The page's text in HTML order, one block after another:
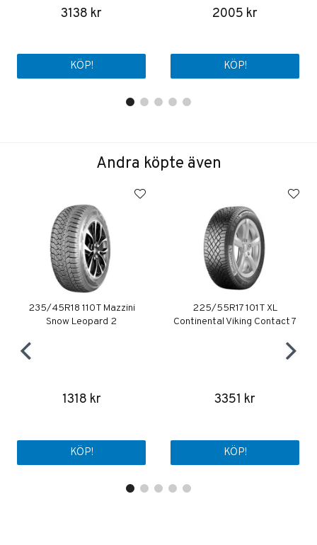
3138 kr
KÖP!
2005 kr
KÖP!
Andra köpte även
235/45R18 110T Mazzini
Snow Leopard 2
1318 kr
KÖP!
225/55R17 101T XL
Continental Viking Contact 7
3351 kr
KÖP!